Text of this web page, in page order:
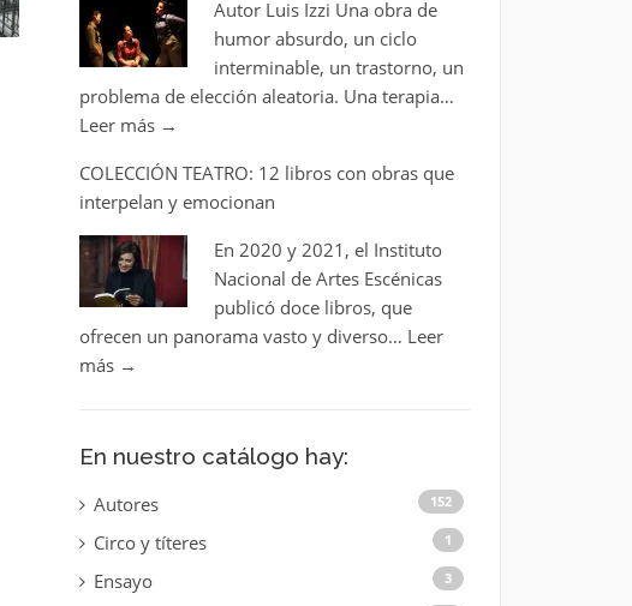
Autor Luis Izzi Una obra de
humor absurdo, un ciclo
interminable, un trastorno, un
problema de elección aleatoria. Una terapia…
Leer más →
COLECCIÓN TEATRO: 12 libros con obras que
interpelan y emocionan
En 2020 y 2021, el Instituto
Nacional de Artes Escénicas
publicó doce libros, que
ofrecen un panorama vasto y diverso… Leer
más →
En nuestro catálogo hay:
Autores 152
Circo y títeres 1
Ensayo 3